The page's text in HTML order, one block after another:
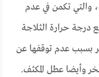
والتي تكمن في عدم
درجة حرارة الثلاجة
بسبب عدم توقفها عن
وأيضا عطل المكثف.